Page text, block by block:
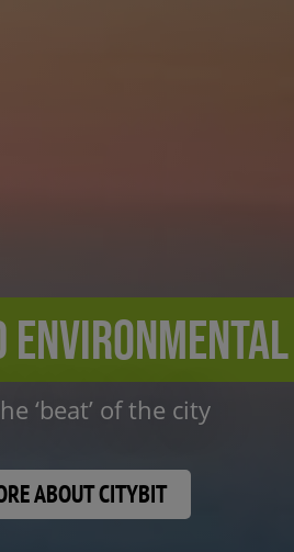
SMART CITY
based on IoT and NB-
MORE